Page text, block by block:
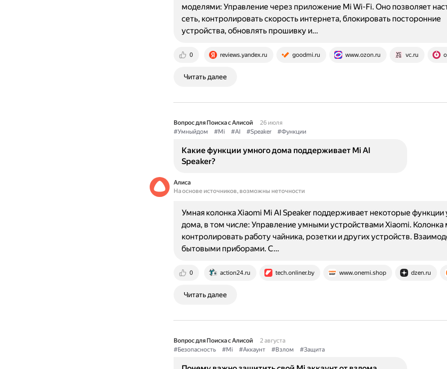
0 reviews.yandex.ru goodmi.ru www.ozon.ru vc.ru
моделями: Управление через приложение Mi Wi-Fi. Оно позволяет
сеть, контролировать скорость интернета, блокировать посторонние
устройства, обновлять прошивку и…
Читать далее
Вопрос для Поиска с Алисой
26 июля
#Умныйдом
#Mi #AI #Speaker #Функции
Какие функции умного дома поддерживает Mi AI
Speaker?
Алиса
На основе источников, возможны неточности
0 action24.ru tech.onliner.by www.onemi.shop dzen.ru
Умная колонка Xiaomi Mi AI Speaker поддерживает некоторые функции
дома, в том числе: Управление умными устройствами Xiaomi.
контролировать работу чайника, розетки и других устройств.
бытовыми приборами. С…
Читать далее
Вопрос для Поиска с Алисой
2 августа
#Безопасность
#Mi #Аккаунт #Взлом #Защита